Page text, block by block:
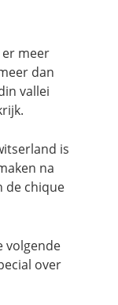
meer
dan
vallei
is
na
de chique
volgende
over